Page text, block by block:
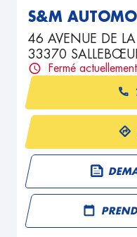
S&M
46 AVENUE DE LA
33370
Fermé actuellement